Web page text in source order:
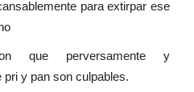
para extirpar ese
que perversamente y
pri y pan son culpables.